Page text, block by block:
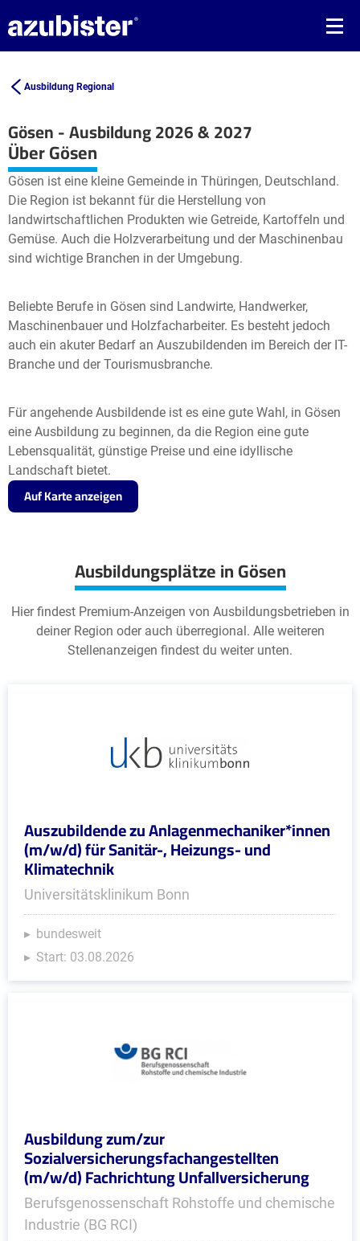
Ausbildung Regional
Gösen - Ausbildung 2026 & 2027
+
−
Leaflet| ©OpenStreetMap2
Über Gösen
Gösen ist eine kleine Gemeinde in Thüringen, Deutschland.
Die Region ist bekannt für die Herstellung von
landwirtschaftlichen Produkten wie Getreide, Kartoffeln und
Gemüse. Auch die Holzverarbeitung und der Maschinenbau
sind wichtige Branchen in der Umgebung.
Beliebte Berufe in Gösen sind Landwirte, Handwerker,
Maschinenbauer und Holzfacharbeiter. Es besteht jedoch
auch ein akuter Bedarf an Auszubildenden im Bereich der IT-
Branche und der Tourismusbranche.
Für angehende Ausbildende ist es eine gute Wahl, in Gösen
eine Ausbildung zu beginnen, da die Region eine gute
Lebensqualität, günstige Preise und eine idyllische
Landschaft bietet.
Auf Karte anzeigen
Ausbildungsplätze in Gösen
Hier findest Premium-Anzeigen von Ausbildungsbetrieben in
deiner Region oder auch überregional. Alle weiteren
Stellenanzeigen findest du weiter unten.
Auszubildende zu Anlagenmechaniker*innen
(m/w/d) für Sanitär-, Heizungs- und
Klimatechnik
Universitätsklinikum Bonn
bundesweit
Start: 03.08.2026
Ausbildung zum/zur
Sozialversicherungsfachangestellten
(m/w/d) Fachrichtung Unfallversicherung
Berufsgenossenschaft Rohstoffe und chemische
Industrie (BG RCI)